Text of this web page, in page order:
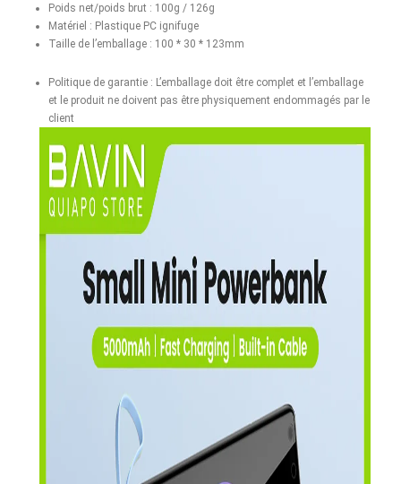
Poids net/poids brut : 100g / 126g
Matériel : Plastique PC ignifuge
Taille de l’emballage : 100 * 30 * 123mm
Politique de garantie : L’emballage doit être complet et l’emballage
et le produit ne doivent pas être physiquement endommagés par le
client